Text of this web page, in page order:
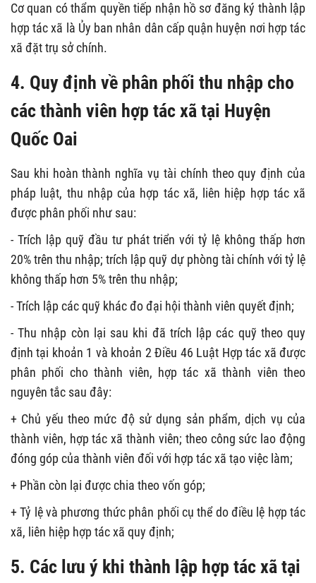
Cơ quan có thẩm quyền tiếp nhận hồ sơ đăng ký thành lập
hợp tác xã là Ủy ban nhân dân cấp quận huyện nơi hợp tác
xã đặt trụ sở chính.
4. Quy định về phân phối thu nhập cho
các thành viên hợp tác xã tại Huyện
Quốc Oai
Sau khi hoàn thành nghĩa vụ tài chính theo quy định của
pháp luật, thu nhập của hợp tác xã, liên hiệp hợp tác xã
được phân phối như sau:
- Trích lập quỹ đầu tư phát triển với tỷ lệ không thấp hơn
20% trên thu nhập; trích lập quỹ dự phòng tài chính với tỷ lệ
không thấp hơn 5% trên thu nhập;
- Trích lập các quỹ khác đo đại hội thành viên quyết định;
- Thu nhập còn lại sau khi đã trích lập các quỹ theo quy
định tại khoản 1 và khoản 2 Điều 46 Luật Hợp tác xã được
phân phối cho thành viên, hợp tác xã thành viên theo
nguyên tắc sau đây:
+ Chủ yếu theo mức độ sử dụng sản phẩm, dịch vụ của
thành viên, hợp tác xã thành viên; theo công sức lao động
đóng góp của thành viên đối với hợp tác xã tạo việc làm;
+ Phần còn lại được chia theo vốn góp;
+ Tỷ lệ và phương thức phân phối cụ thể do điều lệ hợp tác
xã, liên hiệp hợp tác xã quy định;
5. Các lưu ý khi thành lập hợp tác xã tại